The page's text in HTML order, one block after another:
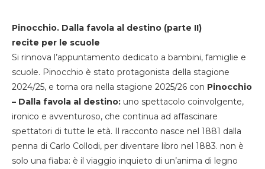
Pinocchio. Dalla favola al destino (parte II)
recite per le scuole
Si rinnova l’appuntamento dedicato a bambini, famiglie e
scuole. Pinocchio è stato protagonista della stagione
2024/25, e torna ora nella stagione 2025/26 con Pinocchio
– Dalla favola al destino: uno spettacolo coinvolgente,
ironico e avventuroso, che continua ad affascinare
spettatori di tutte le età. Il racconto nasce nel 1881 dalla
penna di Carlo Collodi, per diventare libro nel 1883. non è
solo una fiaba: è il viaggio inquieto di un’anima di legno